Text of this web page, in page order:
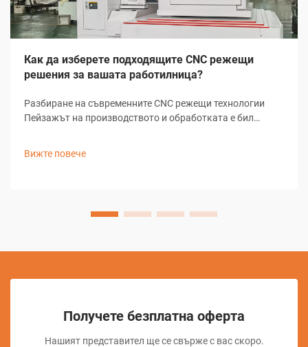
Как да изберете подходящите CNC режещи
решения за вашата работилница?
Разбиране на съвременните CNC режещи технологии
Пейзажът на производството и обработката е бил
Вижте повече
Получете безплатна оферта
Нашият представител ще се свърже с вас скоро.